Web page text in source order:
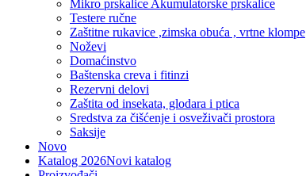
Mikro prskalice Akumulatorske prskalice
Testere ručne
Zaštitne rukavice ,zimska obuća , vrtne klompe
Noževi
Domaćinstvo
Baštenska creva i fitinzi
Rezervni delovi
Zaštita od insekata, glodara i ptica
Sredstva za čišćenje i osveživači prostora
Saksije
Novo
Katalog 2026Novi katalog